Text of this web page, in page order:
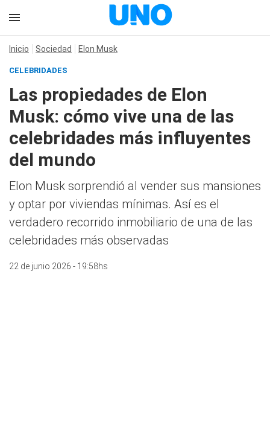
Inicio Sociedad Elon Musk
CELEBRIDADES
Las propiedades de Elon
Musk: cómo vive una de las
celebridades más influyentes
del mundo
Elon Musk sorprendió al vender sus mansiones
y optar por viviendas mínimas. Así es el
verdadero recorrido inmobiliario de una de las
celebridades más observadas
22 de junio 2026 - 19:58hs